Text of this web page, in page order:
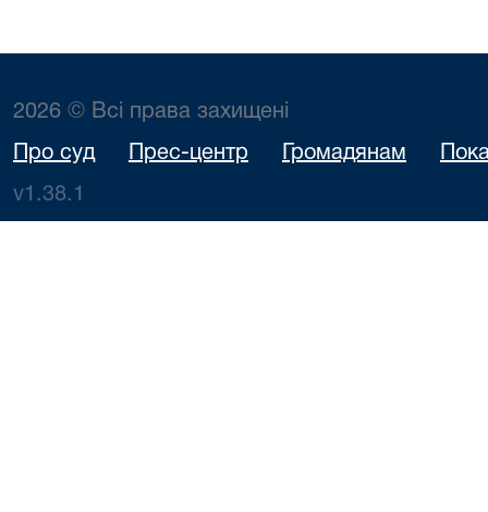
2026 © Всі права захищені
Про суд Прес-центр Громадянам
v1.38.1